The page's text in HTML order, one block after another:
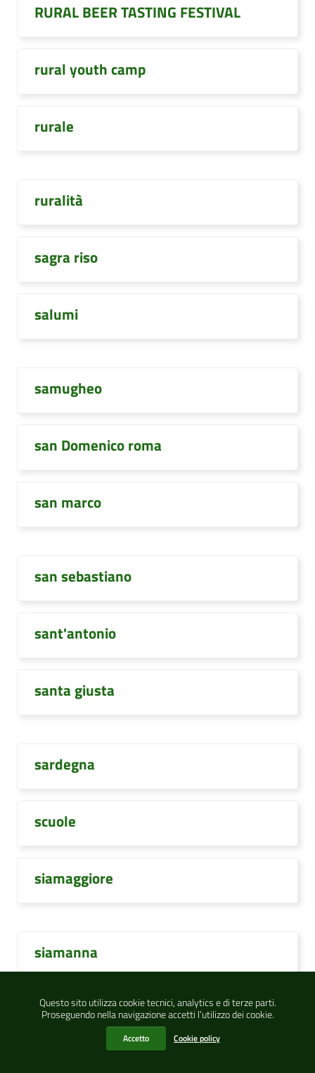
Questo sito utilizza cookie tecnici, analytics e di terze parti.
Proseguendo nella navigazione accetti l’utilizzo dei cookie.
Accetto Cookie policy
RURAL BEER TASTING FESTIVAL
rural youth camp
rurale
ruralità
sagra riso
salumi
samugheo
san Domenico roma
san marco
san sebastiano
sant'antonio
santa giusta
sardegna
scuole
siamaggiore
siamanna
simala